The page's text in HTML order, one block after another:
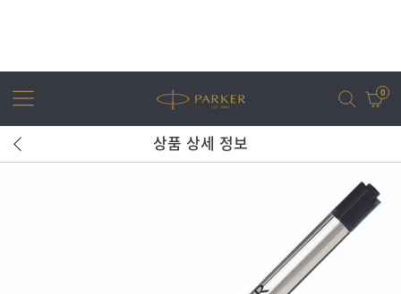
0
조터
상품 상세 정보